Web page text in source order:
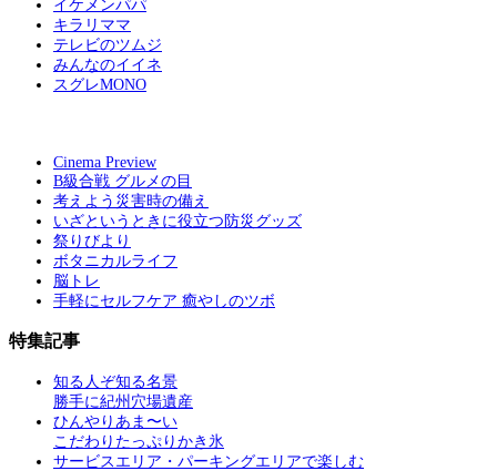
イケメンパパ
キラリママ
テレビのツムジ
みんなのイイネ
スグレMONO
Cinema Preview
B級合戦 グルメの目
考えよう災害時の備え
いざというときに役立つ防災グッズ
祭りびより
ボタニカルライフ
脳トレ
手軽にセルフケア 癒やしのツボ
特集記事
知る人ぞ知る名景
勝手に紀州穴場遺産
ひんやりあま〜い
こだわりたっぷりかき氷
サービスエリア・パーキングエリアで楽しむ